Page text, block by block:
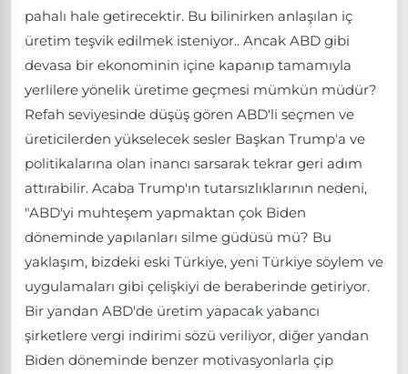
pahalı hale getirecektir. Bu bilinirken anlaşılan iç
üretim teşvik edilmek isteniyor.. Ancak ABD gibi
devasa bir ekonominin içine kapanıp tamamıyla
yerlilere yönelik üretime geçmesi mümkün müdür?
Refah seviyesinde düşüş gören ABD'li seçmen ve
üreticilerden yükselecek sesler Başkan Trump'a ve
politikalarına olan inancı sarsarak tekrar geri adım
attırabilir. Acaba Trump'ın tutarsızlıklarının nedeni,
"ABD'yi muhteşem yapmaktan çok Biden
döneminde yapılanları silme güdüsü mü? Bu
yaklaşım, bizdeki eski Türkiye, yeni Türkiye söylem ve
uygulamaları gibi çelişkiyi de beraberinde getiriyor.
Bir yandan ABD'de üretim yapacak yabancı
şirketlere vergi indirimi sözü veriliyor, diğer yandan
Biden döneminde benzer motivasyonlarla çip